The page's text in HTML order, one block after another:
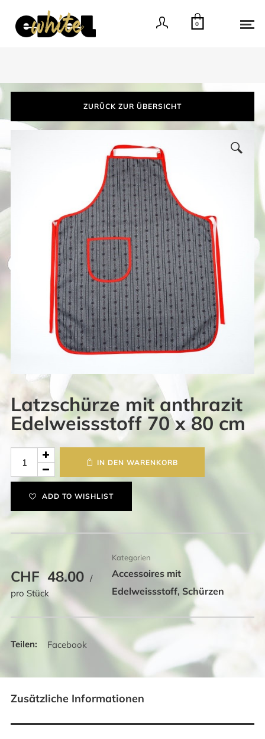
0
ZURÜCK ZUR ÜBERSICHT
Latzschürze mit anthrazit
Edelweissstoff 70 x 80 cm
Latzschürze
70
cm
Menge
IN DEN WARENKORB
ADD TO WISHLIST
CHF 48.00 /
pro Stück
Kategorien
Accessoires mit
Edelweissstoff, Schürzen
Facebook
Zusätzliche Informationen